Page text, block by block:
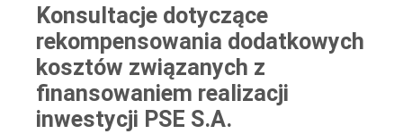
Konsultacje dotyczące
rekompensowania dodatkowych
kosztów związanych z
finansowaniem realizacji
inwestycji PSE S.A.